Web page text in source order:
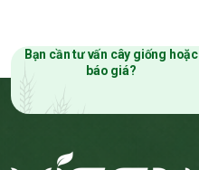
Bạn cần tư vấn cây giống hoặc
báo giá?